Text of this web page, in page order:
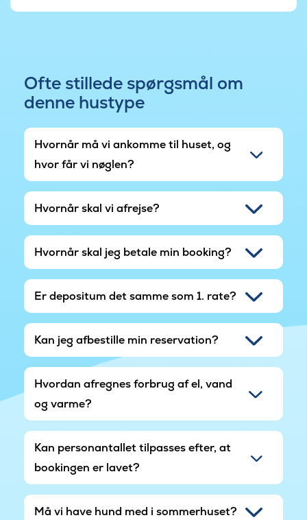
Ofte stillede spørgsmål om
denne hustype
Hvornår må vi ankomme til huset, og
hvor får vi nøglen?
Hvornår skal vi afrejse?
Hvornår skal jeg betale min booking?
Er depositum det samme som 1. rate?
Kan jeg afbestille min reservation?
Hvordan afregnes forbrug af el, vand
og varme?
Kan personantallet tilpasses efter, at
bookingen er lavet?
Må vi have hund med i sommerhuset?